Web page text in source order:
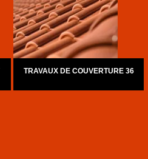
TRAVAUX DE COUVERTURE 36